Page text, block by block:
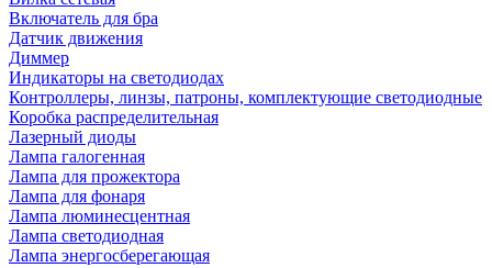
Включатель для бра
Датчик движения
Диммер
Индикаторы на светодиодах
Контроллеры, линзы, патроны, комплектующие светодиодные
Коробка распределительная
Лазерный диоды
Лампа галогенная
Лампа для прожектора
Лампа для фонаря
Лампа люминесцентная
Лампа светодиодная
Лампа энергосберегающая